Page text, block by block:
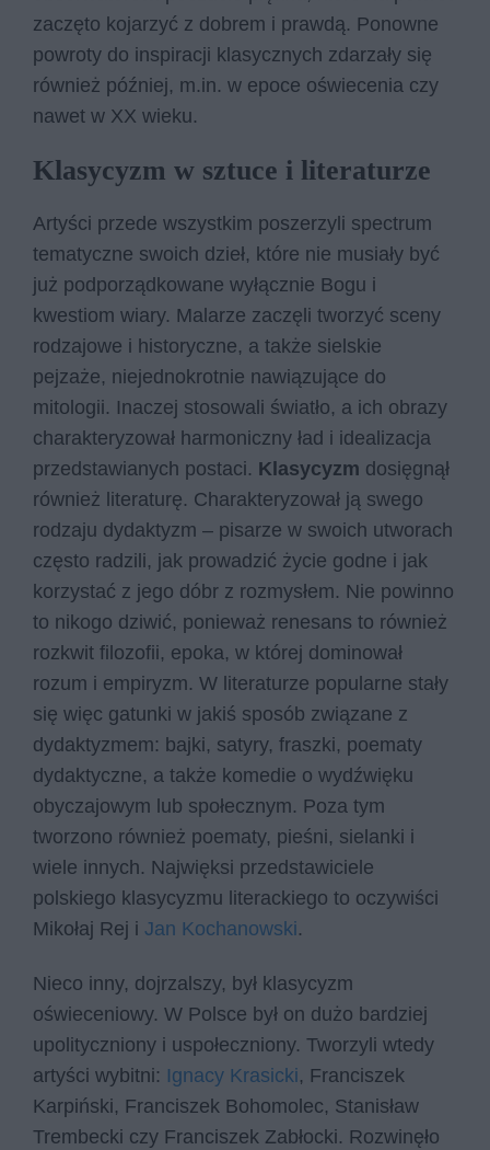
zaczęto kojarzyć z dobrem i prawdą. Ponowne
powroty do inspiracji klasycznych zdarzały się
również później, m.in. w epoce oświecenia czy
nawet w XX wieku.
Klasycyzm w sztuce i literaturze
Artyści przede wszystkim poszerzyli spectrum
tematyczne swoich dzieł, które nie musiały być
już podporządkowane wyłącznie Bogu i
kwestiom wiary. Malarze zaczęli tworzyć sceny
rodzajowe i historyczne, a także sielskie
pejzaże, niejednokrotnie nawiązujące do
mitologii. Inaczej stosowali światło, a ich obrazy
charakteryzował harmoniczny ład i idealizacja
przedstawianych postaci. Klasycyzm dosięgnął
również literaturę. Charakteryzował ją swego
rodzaju dydaktyzm – pisarze w swoich utworach
często radzili, jak prowadzić życie godne i jak
korzystać z jego dóbr z rozmysłem. Nie powinno
to nikogo dziwić, ponieważ renesans to również
rozkwit filozofii, epoka, w której dominował
rozum i empiryzm. W literaturze popularne stały
się więc gatunki w jakiś sposób związane z
dydaktyzmem: bajki, satyry, fraszki, poematy
dydaktyczne, a także komedie o wydźwięku
obyczajowym lub społecznym. Poza tym
tworzono również poematy, pieśni, sielanki i
wiele innych. Najwięksi przedstawiciele
polskiego klasycyzmu literackiego to oczywiści
Mikołaj Rej i Jan Kochanowski.
Nieco inny, dojrzalszy, był klasycyzm
oświeceniowy. W Polsce był on dużo bardziej
upolityczniony i uspołeczniony. Tworzyli wtedy
artyści wybitni: Ignacy Krasicki, Franciszek
Karpiński, Franciszek Bohomolec, Stanisław
Trembecki czy Franciszek Zabłocki. Rozwinęło